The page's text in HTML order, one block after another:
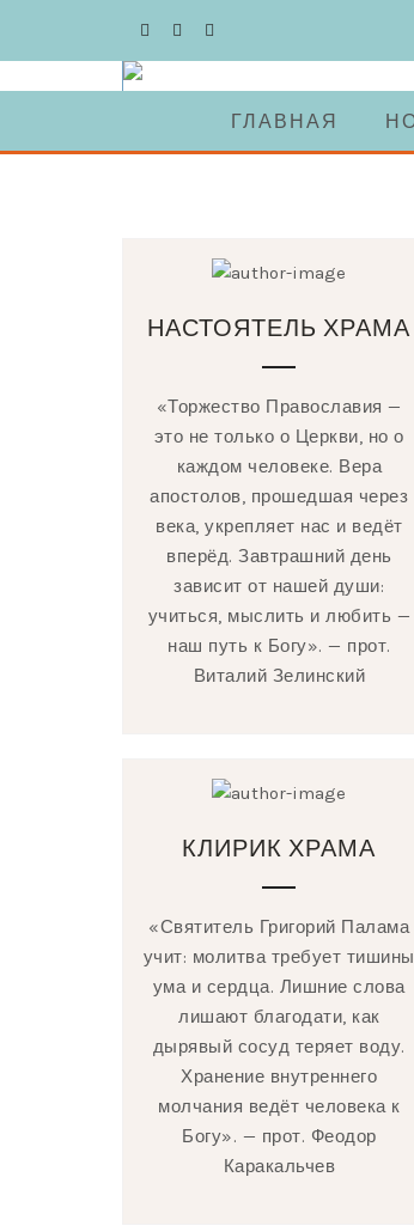
ГЛАВНАЯ
НАСТОЯТЕЛЬ ХРАМА
«Торжество Православия —
это не только о Церкви, но о
каждом человеке. Вера
апостолов, прошедшая через
века, укрепляет нас и ведёт
вперёд. Завтрашний день
зависит от нашей души:
учиться, мыслить и любить —
наш путь к Богу». — прот.
Виталий Зелинский
КЛИРИК ХРАМА
«Святитель Григорий Палама
учит: молитва требует тишины
ума и сердца. Лишние слова
лишают благодати, как
дырявый сосуд теряет воду.
Хранение внутреннего
молчания ведёт человека к
Богу». — прот. Феодор
Каракальчев